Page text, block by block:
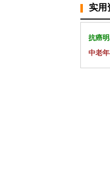
实用
抗癌
中老